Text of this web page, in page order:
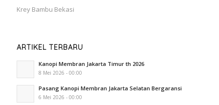
Krey Bambu Bekasi
ARTIKEL TERBARU
Kanopi Membran Jakarta Timur th 2026
8 Mei 2026 - 00:00
Pasang Kanopi Membran Jakarta Selatan Bergaransi
6 Mei 2026 - 00:00